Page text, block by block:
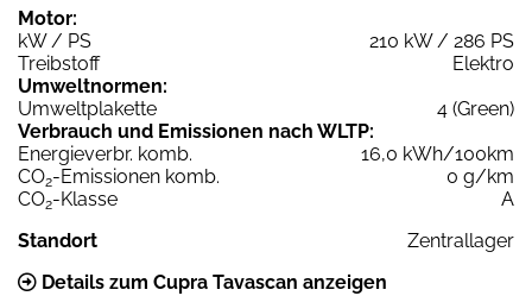
Motor:
kW / PS
210 kW / 286 PS
Treibstoff
Elektro
Umweltnormen:
Umweltplakette
4 (Green)
Verbrauch und Emissionen nach WLTP:
Energieverbr. komb.
16,0 kWh/100km
CO2-Emissionen komb.
0 g/km
CO2-Klasse
A
Standort
Zentrallager
Details zum Cupra Tavascan anzeigen